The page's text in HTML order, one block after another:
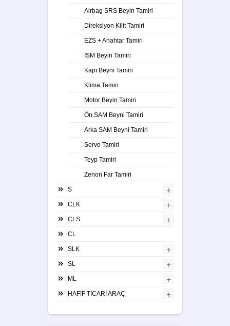
Airbag SRS Beyin Tamiri
Direksiyon Kilit Tamiri
EZS + Anahtar Tamiri
ISM Beyin Tamiri
Kapı Beyni Tamiri
Klima Tamiri
Motor Beyin Tamiri
Ön SAM Beyni Tamiri
Arka SAM Beyni Tamiri
Servo Tamiri
Teyp Tamiri
Zenon Far Tamiri
S +
CLK +
CLS +
CL
SLK +
SL +
ML +
HAFİF TİCARİ ARAÇ +